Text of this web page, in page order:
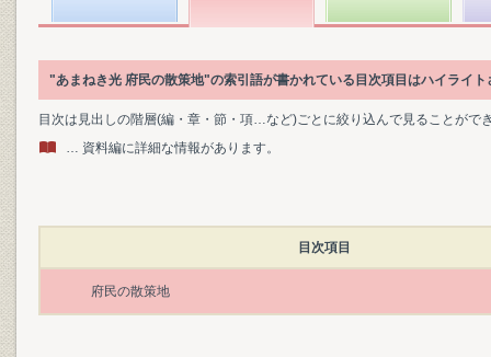
"あまねき光 府民の散策地"の索引語が書かれている目次項目はハイライト
目次は見出しの階層(編・章・節・項…など)ごとに絞り込んで見ることがで
… 資料編に詳細な情報があります。
目次項目
府民の散策地